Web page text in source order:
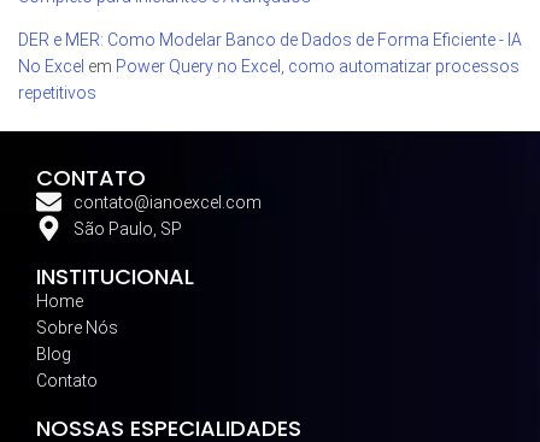
DER e MER: Como Modelar Banco de Dados de Forma Eficiente - IA
No Excel em Power Query no Excel, como automatizar processos
repetitivos
CONTATO
contato@ianoexcel.com
São Paulo, SP
INSTITUCIONAL
Home
Sobre Nós
Blog
Contato
NOSSAS ESPECIALIDADES